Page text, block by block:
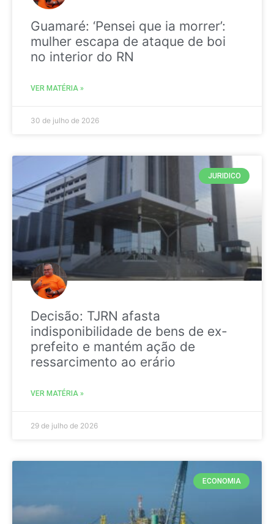
Guamaré: ‘Pensei que ia morrer’:
mulher escapa de ataque de boi
no interior do RN
VER MATÉRIA »
30 de julho de 2026
JURIDICO
Decisão: TJRN afasta
indisponibilidade de bens de ex-
prefeito e mantém ação de
ressarcimento ao erário
VER MATÉRIA »
29 de julho de 2026
ECONOMIA